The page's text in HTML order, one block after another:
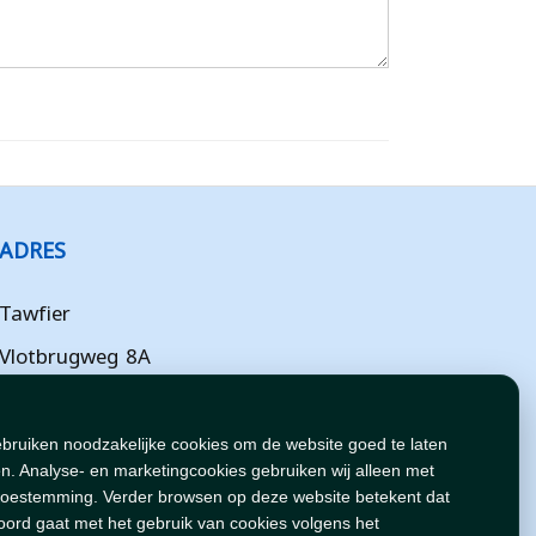
noodzakelijke cookies om de website goed te laten
Analyse- en marketingcookies gebruiken wij alleen met
Verder browsen op deze website betekent dat
gaat met het gebruik van cookies volgens het
ADRES
Tawfier
Vlotbrugweg 8A
Flevoland
NL